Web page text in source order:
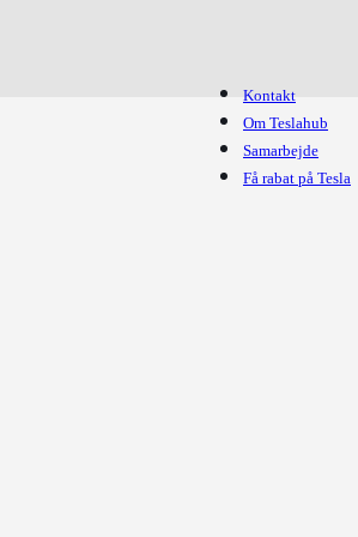
Kontakt
Om Teslahub
Samarbejde
Få rabat på Tesla